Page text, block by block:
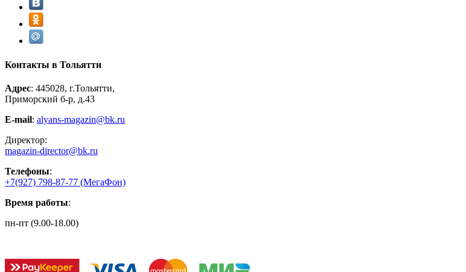
Контакты в Тольятти
Адрес: 445028, г.Тольятти,
Приморский б-р, д.43
E-mail: alyans-magazin@bk.ru
Директор:
magazin-director@bk.ru
Телефоны:
+7(927) 798-87-77 (МегаФон)
Время работы:
пн-пт (9.00-18.00)